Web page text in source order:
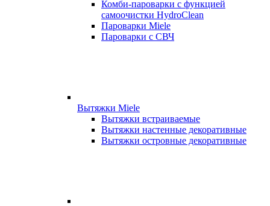
Комби-пароварки с функцией
самоочистки HydroClean
Пароварки Miele
Пароварки с СВЧ
Вытяжки Miele
Вытяжки встраиваемые
Вытяжки настенные декоративные
Вытяжки островные декоративные